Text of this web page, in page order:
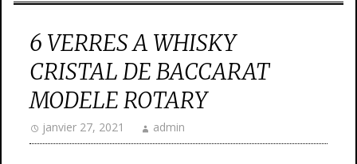
6 VERRES A WHISKY
CRISTAL DE BACCARAT
MODELE ROTARY
janvier 27, 2021 admin